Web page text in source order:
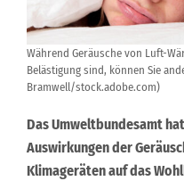
Während Geräusche von Luft-
Belästigung sind, können Sie
Bramwell/stock.adobe.com)
Das Umweltbundesamt
Auswirkungen der
Klimageräten auf das